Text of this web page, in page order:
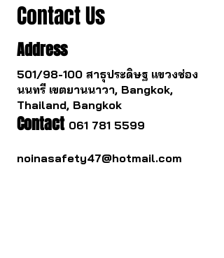
Contact Us
Address
501/98-100 สาธุประดิษฐ แขวงช่อง
นนทรี เขตยานนาวา, Bangkok,
Thailand, Bangkok
Contact 061 781 5599
noinasafety47@hotmail.com